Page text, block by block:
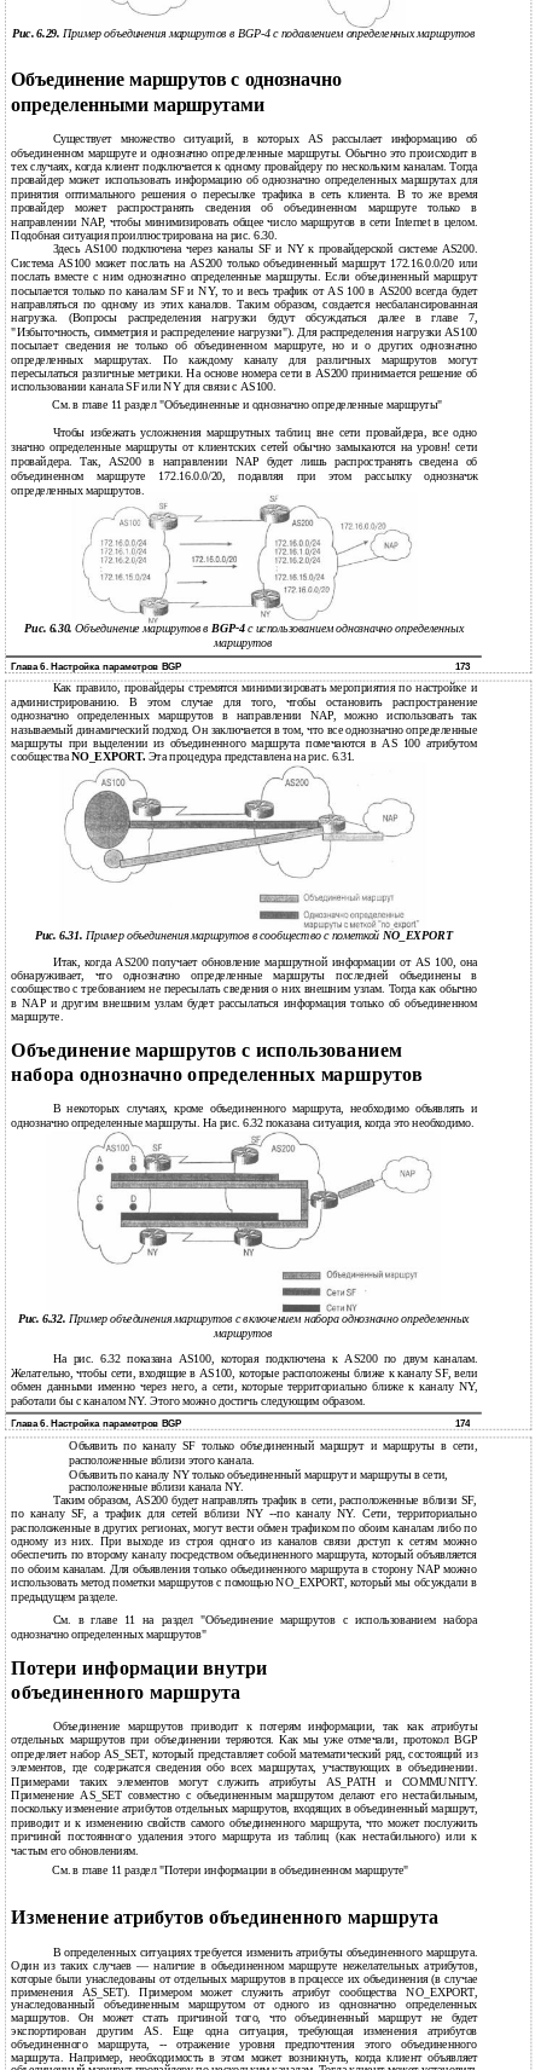
Рис. 6.29. Пример объединения маршрутов в BGP-4 с подавлением определенных маршрутов
Объединение маршрутов с однозначно
определенными маршрутами
Существует множество ситуаций, в которых AS рассылает информацию об
объединенном маршруте и однозначно определенные маршруты. Обычно это происходит в
тех случаях, когда клиент подключается к одному провайдеру по нескольким каналам. Тогда
провайдер может использовать информацию об однозначно определенных маршрутах для
принятия оптимального решения о пересылке трафика в сеть клиента. В то же время
провайдер может распространять сведения об объединенном маршруте только в
направлении NAP, чтобы минимизировать общее число маршрутов в сети Internet в целом.
Подобная ситуация проиллюстрирована на рис. 6.30.
Здесь AS100 подключена через каналы SF и NY к провайдерской системе AS200.
Система AS100 может послать на AS200 только объединенный маршрут 172.16.0.0/20 или
послать вместе с ним однозначно определенные маршруты. Если объединенный маршрут
посылается только по каналам SF и NY, то и весь трафик от AS 100 в AS200 всегда будет
направляться по одному из этих каналов. Таким образом, создается несбалансированная
нагрузка. (Вопросы распределения нагрузки будут обсуждаться далее в главе 7,
"Избыточность, симметрия и распределение нагрузки"). Для распределения нагрузки AS100
посылает сведения не только об объединенном маршруте, но и о других однозначно
определенных маршрутах. По каждому каналу для различных маршрутов могут
пересылаться различные метрики. На основе номера сети в AS200 принимается решение об
использовании канала SF или NY для связи с AS100.
См. в главе 11 раздел "Объединенные и однозначно определенные маршруты"
Чтобы избежать усложнения маршрутных таблиц вне сети провайдера, все одно
значно определенные маршруты от клиентских сетей обычно замыкаются на уровн! сети
провайдера. Так, AS200 в направлении NAP будет лишь распространять сведена об
объединенном маршруте 172.16.0.0/20, подавляя при этом рассылку однозначж
определенных маршрутов.
Рис. 6.30.Объединение маршрутов вBGP-4 с использованием однозначно определенных
маршрутов
Глава 6. Настройка параметров BGP 173
Как правило, провайдеры стремятся минимизировать мероприятия по настройке и
администрированию. В этом случае для того, чтобы остановить распространение
однозначно определенных маршрутов в направлении NAP, можно использовать так
называемый динамический подход. Он заключается в том, что все однозначно определенные
маршруты при выделении из объединенного маршрута помечаются в AS 100 атрибутом
сообществаNO_EXPORT. Эта процедура представлена на рис. 6.31.
Рис. 6.31. Пример объединения маршрутов в сообщество с пометкой NO_EXPORT
Итак, когда AS200 получает обновление маршрутной информации от AS 100, она
обнаруживает, что однозначно определенные маршруты последней объединены в
сообщество с требованием не пересылать сведения о них внешним узлам. Тогда как обычно
в NAP и другим внешним узлам будет рассылаться информация только об объединенном
маршруте.
Объединение маршрутов с использованием
набора однозначно определенных маршрутов
В некоторых случаях, кроме объединенного маршрута, необходимо объявлять и
однозначно определенные маршруты. На рис. 6.32 показана ситуация, когда это необходимо.
Рис. 6.32. Пример объединения маршрутов с включением набора однозначно определенных
маршрутов
На рис. 6.32 показана AS100, которая подключена к AS200 по двум каналам.
Желательно, чтобы сети, входящие в AS100, которые расположены ближе к каналу SF, вели
обмен данными именно через него, а сети, которые территориально ближе к каналу NY,
работали бы с каналом NY. Этого можно достичь следующим образом.
Глава 6. Настройка параметров BGP 174
Объявить по каналу SF только объединенный маршрут и маршруты в сети,
расположенные вблизи этого канала.
Объявить по каналу NY только объединенный маршрут и маршруты в сети,
расположенные вблизи канала NY.
Таким образом, AS200 будет направлять трафик в сети, расположенные вблизи SF,
по каналу SF, а трафик для сетей вблизи NY --по каналу NY. Сети, территориально
расположенные в других регионах, могут вести обмен трафиком по обоим каналам либо по
одному из них. При выходе из строя одного из каналов связи доступ к сетям можно
обеспечить по второму каналу посредством объединенного маршрута, который объявляется
по обоим каналам. Для объявления только объединенного маршрута в сторону NAP можно
использовать метод пометки маршрутов с помощью NO_EXPORT, который мы обсуждали в
предыдущем разделе.
См. в главе 11 на раздел "Объединение маршрутов с использованием набора
однозначно определенных маршрутов"
Потери информации внутри
объединенного маршрута
Объединение маршрутов приводит к потерям информации, так как атрибуты
отдельных маршрутов при объединении теряются. Как мы уже отмечали, протокол BGP
определяет набор AS_SET, который представляет собой математический ряд, состоящий из
элементов, где содержатся сведения обо всех маршрутах, участвующих в объединении.
Примерами таких элементов могут служить атрибуты AS_PATH и COMMUNITY.
Применение AS_SET совместно с объединенным маршрутом делают его нестабильным,
поскольку изменение атрибутов отдельных маршрутов, входящих в объединенный маршрут,
приводит и к изменению свойств самого объединенного маршрута, что может послужить
причиной постоянного удаления этого маршрута из таблиц (как нестабильного) или к
частым его обновлениям.
См. в главе 11 раздел "Потери информации в объединенном маршруте"
Изменение атрибутов объединенного маршрута
В определенных ситуациях требуется изменить атрибуты объединенного маршрута.
Один из таких случаев — наличие в объединенном маршруте нежелательных атрибутов,
которые были унаследованы от отдельных маршрутов в процессе их объединения (в случае
применения AS_SET). Примером может служить атрибут сообщества NO_EXPORT,
унаследованный объединенным маршрутом от одного из однозначно определенных
маршрутов. Он может стать причиной того, что объединенный маршрут не будет
экспортирован другим AS. Еще одна ситуация, требующая изменения атрибутов
объединенного маршрута, -- отражение уровня предпочтения этого объединенного
маршрута. Например, необходимость в этом может возникнуть, когда клиент объявляет